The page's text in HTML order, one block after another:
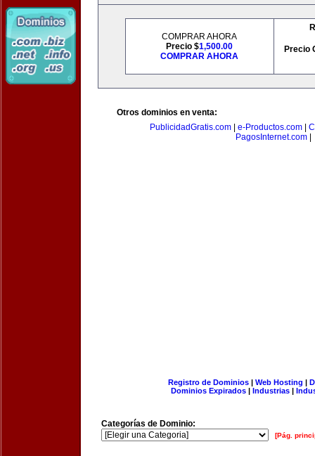
COMPRAR AHORA
Precio $1,500.00
COMPRAR AHORA
Precio
Otros dominios en venta:
PublicidadGratis.com
e-Productos.com
PagosInternet.com
Registro de Dominios| Web Hosting |
Dominios Expirados | Industrias |
Categorías de Dominio:
[Pág.